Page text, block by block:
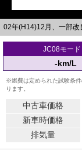
02年(H14)12月、一部改
JC08モード
-km/L
※燃費は定められた試験条
ります。
中古車価格
新車時価格
排気量